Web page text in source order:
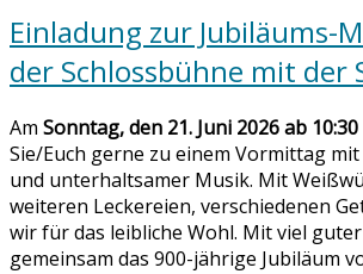
Einladung zur Jubiläums-
der Schlossbühne mit der
Am Sonntag, den 21. Juni 2026 ab
Sie/Euch gerne zu einem Vormittag
und unterhaltsamer Musik. Mit
weiteren Leckereien, verschiedenen
wir für das leibliche Wohl. Mit viel
gemeinsam das 900-jährige Jubiläum